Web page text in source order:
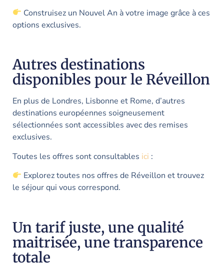
Construisez un Nouvel An à votre image grâce à ces
options exclusives.
Autres destinations
disponibles pour le Réveillon
En plus de Londres, Lisbonne et Rome, d’autres
destinations européennes soigneusement
sélectionnées sont accessibles avec des remises
exclusives.
Toutes les offres sont consultables ici :
Explorez toutes nos offres de Réveillon et trouvez
le séjour qui vous correspond.
Un tarif juste, une qualité
maitrisée, une transparence
totale